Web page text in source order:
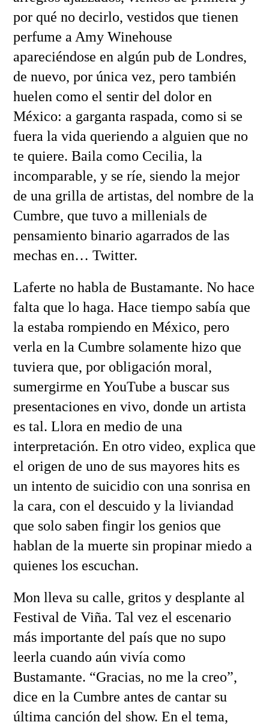
por qué no decirlo, vestidos que tienen
perfume a Amy Winehouse
apareciéndose en algún pub de Londres,
de nuevo, por única vez, pero también
huelen como el sentir del dolor en
México: a garganta raspada, como si se
fuera la vida queriendo a alguien que no
te quiere. Baila como Cecilia, la
incomparable, y se ríe, siendo la mejor
de una grilla de artistas, del nombre de la
Cumbre, que tuvo a millenials de
pensamiento binario agarrados de las
mechas en… Twitter.
Laferte no habla de Bustamante. No hace
falta que lo haga. Hace tiempo sabía que
la estaba rompiendo en México, pero
verla en la Cumbre solamente hizo que
tuviera que, por obligación moral,
sumergirme en YouTube a buscar sus
presentaciones en vivo, donde un artista
es tal. Llora en medio de una
interpretación. En otro video, explica que
el origen de uno de sus mayores hits es
un intento de suicidio con una sonrisa en
la cara, con el descuido y la liviandad
que solo saben fingir los genios que
hablan de la muerte sin propinar miedo a
quienes los escuchan.
Mon lleva su calle, gritos y desplante al
Festival de Viña. Tal vez el escenario
más importante del país que no supo
leerla cuando aún vivía como
Bustamante. “Gracias, no me la creo”,
dice en la Cumbre antes de cantar su
última canción del show. En el tema,